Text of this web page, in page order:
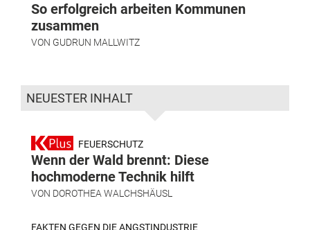
So erfolgreich arbeiten Kommunen
zusammen
VON GUDRUN MALLWITZ
NEUESTER INHALT
FEUERSCHUTZ
Wenn der Wald brennt: Diese
hochmoderne Technik hilft
VON DOROTHEA WALCHSHÄUSL
FAKTEN GEGEN DIE ANGSTINDUSTRIE